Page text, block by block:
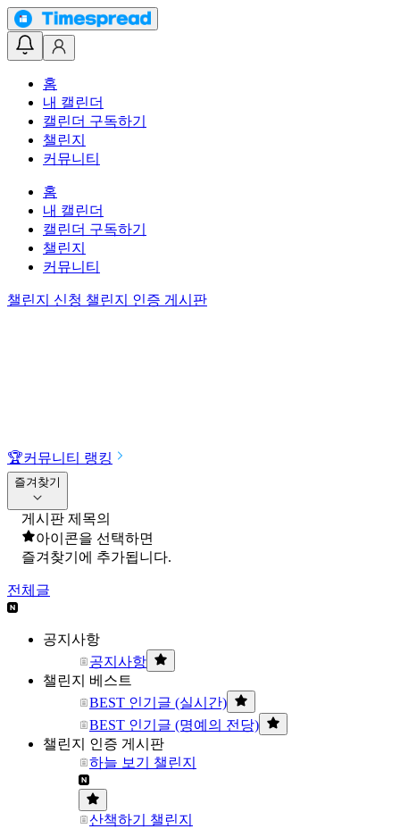
홈
내 캘린더
캘린더 구독하기
챌린지
커뮤니티
홈
내 캘린더
캘린더 구독하기
챌린지
커뮤니티
챌린지 신청 챌린지 인증 게시판
🏆커뮤니티 랭킹
즐겨찾기
게시판 제목의
아이콘을 선택하면
즐겨찾기에 추가됩니다.
전체글
공지사항
공지사항
챌린지 베스트
BEST 인기글 (실시간)
BEST 인기글 (명예의 전당)
챌린지 인증 게시판
하늘 보기 챌린지
산책하기 챌린지